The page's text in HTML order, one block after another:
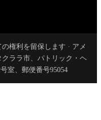
の権利を留保します · アメ
ララ市、パトリック・ヘ
室、郵便番号95054